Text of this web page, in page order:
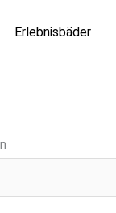
Erlebnisbäder